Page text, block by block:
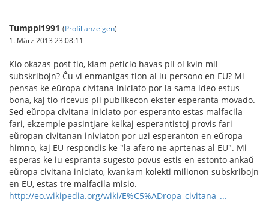
Tumppi1991 (Profil anzeigen)
1. März 2013 23:08:11
Kio okazas post tio, kiam peticio havas pli ol kvin mil
subskribojn? Ĉu vi enmanigas tion al iu persono en EU? Mi
pensas ke eŭropa civitana iniciato por la sama ideo estus
bona, kaj tio ricevus pli publikecon ekster esperanta movado.
Sed eŭropa civitana iniciato por esperanto estas malfacila
fari, ekzemple pasintjare kelkaj esperantistoj provis fari
eŭropan civitanan iniviaton por uzi esperanton en eŭropa
himno, kaj EU respondis ke "la afero ne aprtenas al EU". Mi
esperas ke iu espranta sugesto povus estis en estonto ankaŭ
eŭropa civitana iniciato, kvankam kolekti milionon subskribojn
en EU, estas tre malfacila misio.
http://eo.wikipedia.org/wiki/E%C5%ADropa_civitana_...